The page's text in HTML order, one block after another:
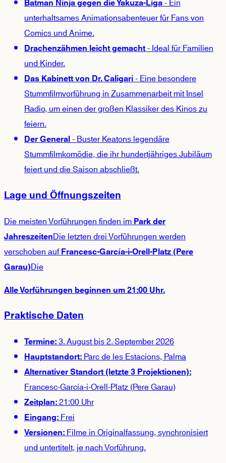
Batman Ninja gegen die Yakuza-Liga- Ein
unterhaltsames Animationsabenteuer für Fans von
Comics und Anime.
Drachenzähmen leicht gemacht- Ideal für Familien
und Kinder.
Das Kabinett von Dr. Caligari- Eine besondere
Stummfilmvorführung in Zusammenarbeit mit Insel
Radio, um einen der großen Klassiker des Kinos zu
feiern.
Der General- Buster Keatons legendäre
Stummfilmkomödie, die ihr hundertjähriges Jubiläum
feiert und die Saison abschließt.
Lage und Öffnungszeiten
Die meisten Vorführungen finden imPark der
JahreszeitenDie letzten drei Vorführungen werden
verschoben aufFrancesc-García-i-Orell-Platz (Pere
Garau)Die
Alle Vorführungen beginnen um 21:00 Uhr.
Praktische Daten
Termine:3. August bis 2. September 2026
Hauptstandort:Parc de les Estacions, Palma
Alternativer Standort (letzte 3 Projektionen):
Francesc-García-i-Orell-Platz (Pere Garau)
Zeitplan:21:00 Uhr
Eingang:Frei
Versionen:Filme in Originalfassung, synchronisiert
und untertitelt, je nach Vorführung.